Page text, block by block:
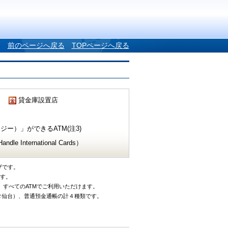
前のページへ戻る TOPページへ戻る
貸金庫設置店
ー）」ができるATM(注3)
International Cards）
す。
。
べてのATMでご利用いただけます。
台）、普通預金通帳の計４種類です。